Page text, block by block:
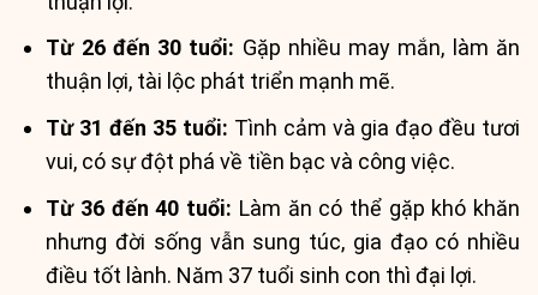
Từ 26 đến 30 tuổi: Gặp nhiều may mắn, làm ăn
thuận lợi, tài lộc phát triển mạnh mẽ.
Từ 31 đến 35 tuổi: Tình cảm và gia đạo đều tươi
vui, có sự đột phá về tiền bạc và công việc.
Từ 36 đến 40 tuổi: Làm ăn có thể gặp khó khăn
nhưng đời sống vẫn sung túc, gia đạo có nhiều
điều tốt lành. Năm 37 tuổi sinh con thì đại lợi.